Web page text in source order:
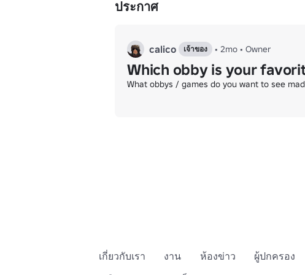
ᐧᐧᐧᐧᐧᐧᐧᐧᐧᐧᐧᐧᐧᐧᐧᐧᐧᐧᐧᐧᐧᐧ☾ ˖°˖☆ ˖°˖☽ᐧᐧᐧᐧᐧᐧᐧᐧᐧᐧᐧᐧᐧᐧᐧᐧᐧᐧᐧᐧᐧᐧ
┖┈┈┈┈┈┈┈୨♡୧┈┈┈┈┈┈┈┚
ประกาศ
calico เจ้าของ • 2mo • Owner
Which obby is your
What obbys / games do you want to see
เกี่ยวกับเรา งาน ห้องข่าว ผู้ปกครอง